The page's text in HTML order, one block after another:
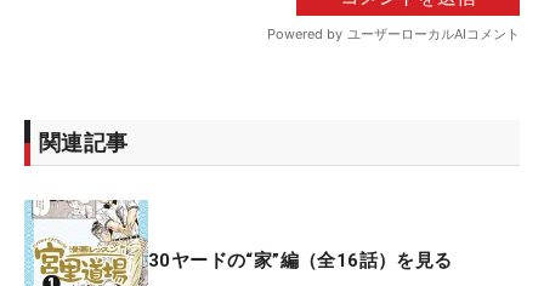
関連記事
30ヤードの“家”編（全16話）を見る